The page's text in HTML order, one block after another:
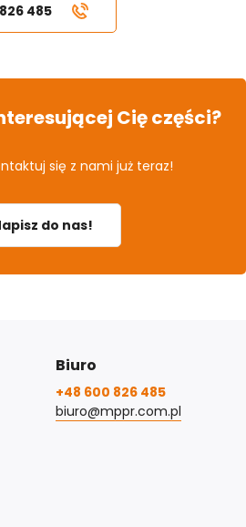
485
Cię części?
się z nami już teraz!
do nas!
Biuro
+48 600 826 485
biuro@mppr.com.pl